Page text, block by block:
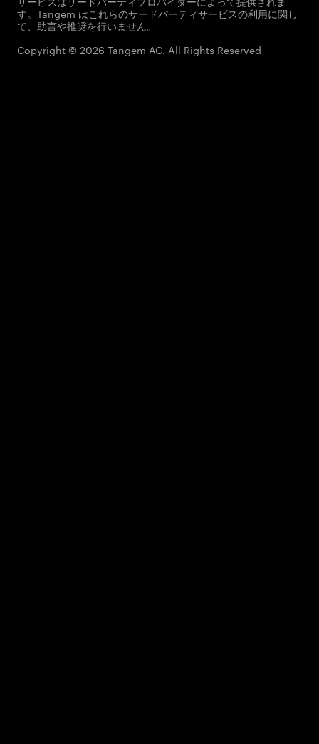
す。Tangem はこれらのサードパーティサービスの利用に関し
て、助言や推奨を行いません。